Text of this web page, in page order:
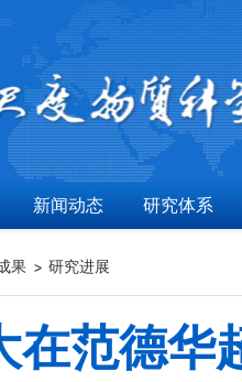
新闻动态 研究体系
果 研究进展
在范德华